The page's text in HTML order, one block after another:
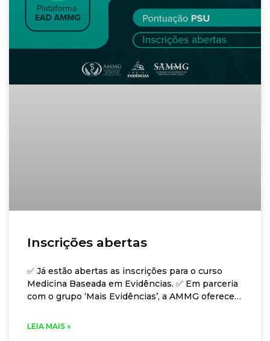
Inscrições abertas
✅ Já estão abertas as inscrições para o curso
Medicina Baseada em Evidências. ✅ Em parceria
com o grupo ‘Mais Evidências’, a AMMG oferece
residentes e médicos, com a metodologia
LEIA MAIS »